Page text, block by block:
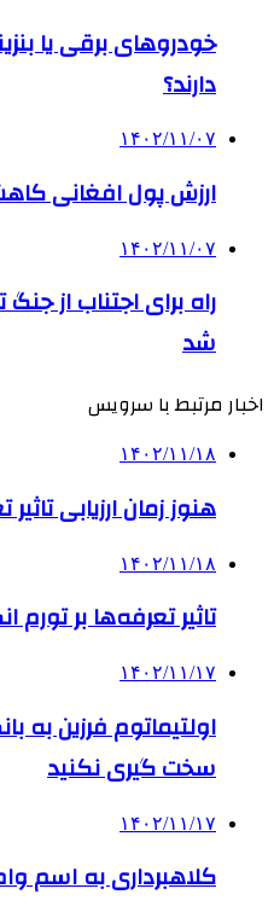
خودروهای برقی یا
دارند؟
۱۴۰۲/۱۱/۰۷
ارزش پول افغانی
۱۴۰۲/۱۱/۰۷
راه برای اجتناب از
شد
اخبار مرتبط با سرویس
۱۴۰۲/۱۱/۱۸
هنوز زمان ارزیابی
۱۴۰۲/۱۱/۱۸
تاثیر تعرفه‎‌ها بر تورم انگلیس مبهم است
۱۴۰۲/۱۱/۱۷
اولتیماتوم فرزین به
سخت گیری نکنید
۱۴۰۲/۱۱/۱۷
کلاهبرداری به اسم